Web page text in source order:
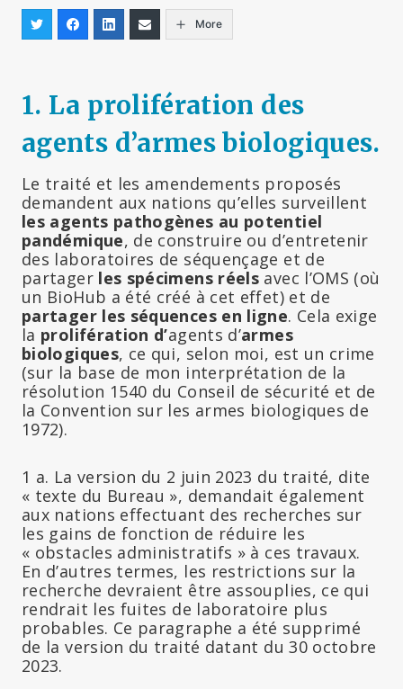
More
1. La prolifération des
agents d’armes biologiques.
Le traité et les amendements proposés
demandent aux nations qu’elles surveillent
les agents pathogènes au potentiel
pandémique, de construire ou d’entretenir
des laboratoires de séquençage et de
partager les spécimens réels avec l’OMS (où
un BioHub a été créé à cet effet) et de
partager les séquences en ligne. Cela exige
la prolifération d’agents d’armes
biologiques, ce qui, selon moi, est un crime
(sur la base de mon interprétation de la
résolution 1540 du Conseil de sécurité et de
la Convention sur les armes biologiques de
1972).
1 a. La version du 2 juin 2023 du traité, dite
« texte du Bureau », demandait également
aux nations effectuant des recherches sur
les gains de fonction de réduire les
« obstacles administratifs » à ces travaux.
En d’autres termes, les restrictions sur la
recherche devraient être assouplies, ce qui
rendrait les fuites de laboratoire plus
probables. Ce paragraphe a été supprimé
de la version du traité datant du 30 octobre
2023.